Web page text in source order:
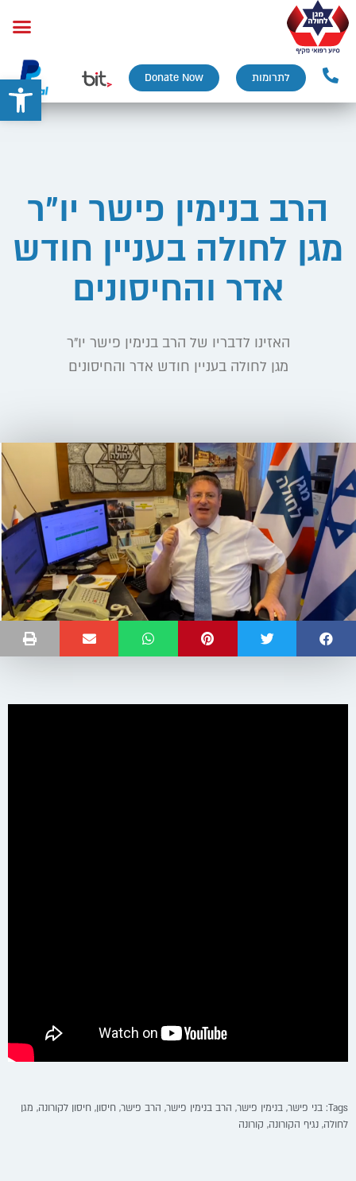
לתרומות Donate Now
הרב בנימין פישר יו"ר
מגן לחולה בעניין חודש
אדר והחיסונים
האזינו לדבריו של הרב בנימין פישר יו״ר
מגן לחולה בעניין חודש אדר והחיסונים
Tags: בני פישר, בנימין פישר, הרב בנימין פישר, הרב פישר, חיסון, חיסון לקורונה, מגן
לחולה, נגיף הקורונה, קורונה